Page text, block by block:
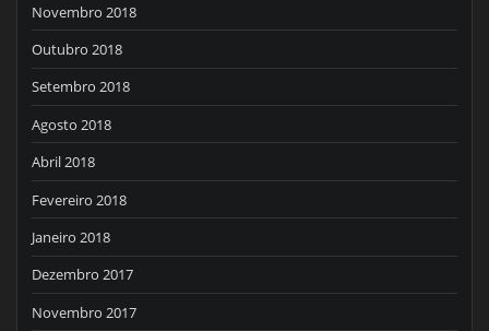
Novembro 2018
Outubro 2018
Setembro 2018
Agosto 2018
Abril 2018
Fevereiro 2018
Janeiro 2018
Dezembro 2017
Novembro 2017